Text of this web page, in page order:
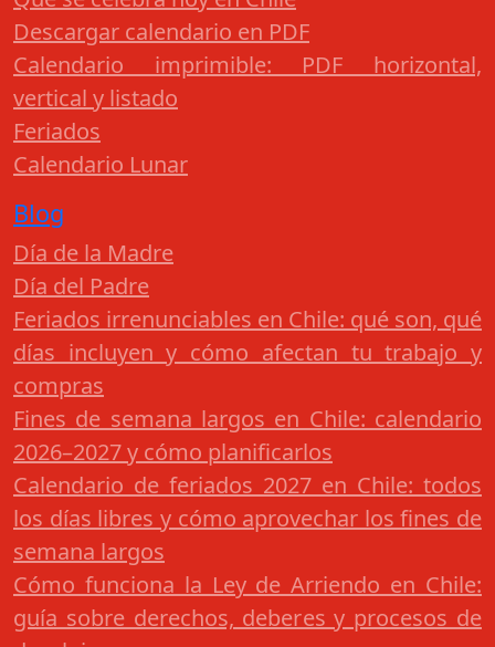
Descargar calendario en PDF
Calendario imprimible: PDF horizontal,
vertical y listado
Feriados
Calendario Lunar
Blog
Día de la Madre
Día del Padre
Feriados irrenunciables en Chile: qué son, qué
días incluyen y cómo afectan tu trabajo y
compras
Fines de semana largos en Chile: calendario
2026–2027 y cómo planificarlos
Calendario de feriados 2027 en Chile: todos
los días libres y cómo aprovechar los fines de
semana largos
Cómo funciona la Ley de Arriendo en Chile:
guía sobre derechos, deberes y procesos de